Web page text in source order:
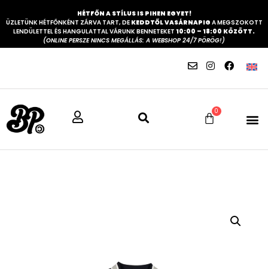
HÉTFŐN A STÍLUS IS PIHEN EGYET!
ÜZLETÜNK HÉTFŐNKÉNT ZÁRVA TART, DE KEDDTŐL VASÁRNAPIG A MEGSZOKOTT
LENDÜLETTEL ÉS HANGULATTAL VÁRUNK BENNETEKET 10:00 – 18:00 KÖZÖTT.
(ONLINE PERSZE NINCS MEGÁLLÁS: A WEBSHOP 24/7 PÖRÖG!)
0